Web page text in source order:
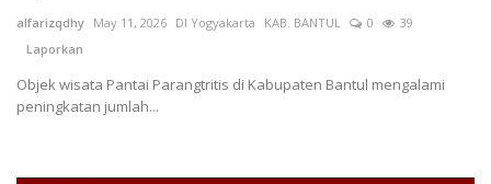
alfarizqdhy May 11, 2026 DI Yogyakarta KAB. BANTUL 0
39
Laporkan
Objek wisata Pantai Parangtritis di Kabupaten Bantul mengalami
peningkatan jumlah...